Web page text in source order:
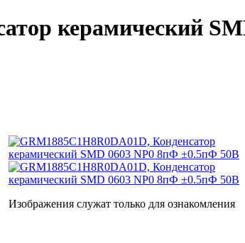
керамический
Изображения служат только для ознакомления